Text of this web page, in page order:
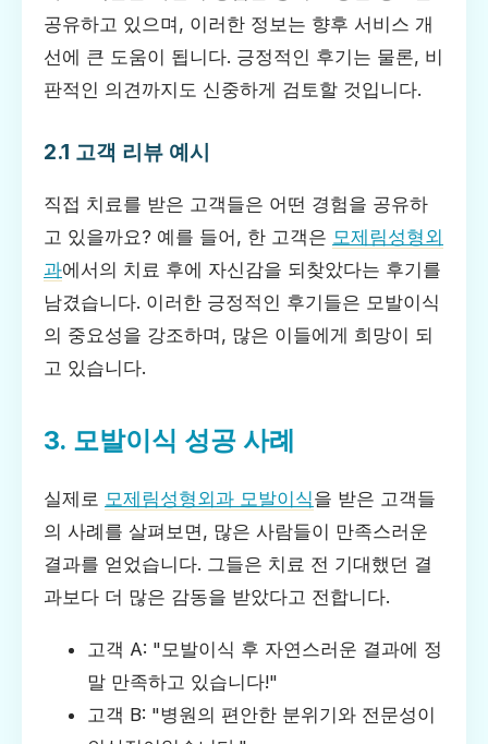
공유하고 있으며, 이러한 정보는 향후 서비스 개
선에 큰 도움이 됩니다. 긍정적인 후기는 물론, 비
판적인 의견까지도 신중하게 검토할 것입니다.
2.1 고객 리뷰 예시
직접 치료를 받은 고객들은 어떤 경험을 공유하
고 있을까요? 예를 들어, 한 고객은 모제림성형외
과에서의 치료 후에 자신감을 되찾았다는 후기를
남겼습니다. 이러한 긍정적인 후기들은 모발이식
의 중요성을 강조하며, 많은 이들에게 희망이 되
고 있습니다.
3. 모발이식 성공 사례
실제로 모제림성형외과 모발이식을 받은 고객들
의 사례를 살펴보면, 많은 사람들이 만족스러운
결과를 얻었습니다. 그들은 치료 전 기대했던 결
과보다 더 많은 감동을 받았다고 전합니다.
고객 A: "모발이식 후 자연스러운 결과에 정
말 만족하고 있습니다!"
고객 B: "병원의 편안한 분위기와 전문성이